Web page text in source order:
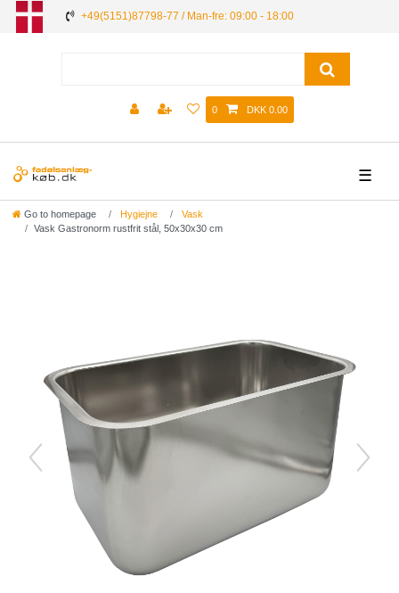
+49(5151)87798-77 / Man-fre: 09:00 - 18:00
0 DKK 0.00
☰
Go to homepage Hygiejne
Vask
Vask Gastronorm rustfrit stål, 50x30x30 cm